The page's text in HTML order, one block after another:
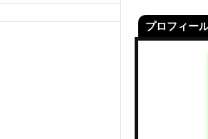
プロフィー